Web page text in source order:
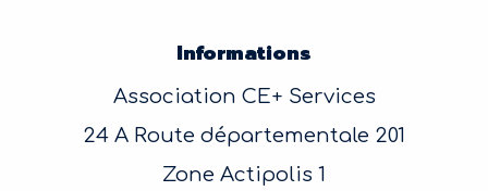
Informations
Association CE+ Services
24 A Route départementale 201
Zone Actipolis 1